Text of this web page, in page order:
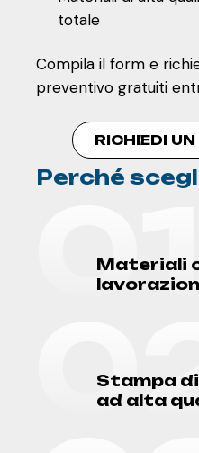
totale
Compila il form e
preventivo gratuiti
RICHIEDI
Perché
0
Materiali
lavorazion
0
Stampa di
ad alta qu